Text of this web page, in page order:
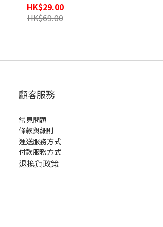
HK$29.00
HK$69.00
顧客服務
常見問題
條款與細則
運送服務方式
付款服務方式
退換貨政策